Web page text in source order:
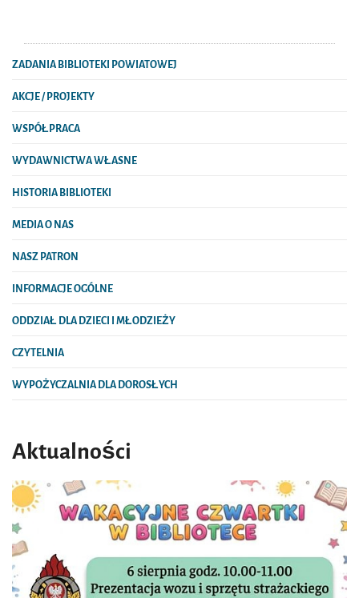
ZADANIA BIBLIOTEKI POWIATOWEJ
AKCJE / PROJEKTY
WSPÓŁPRACA
WYDAWNICTWA WŁASNE
HISTORIA BIBLIOTEKI
MEDIA O NAS
NASZ PATRON
INFORMACJE OGÓLNE
ODDZIAŁ DLA DZIECI I MŁODZIEŻY
CZYTELNIA
WYPOŻYCZALNIA DLA DOROSŁYCH
Aktualności